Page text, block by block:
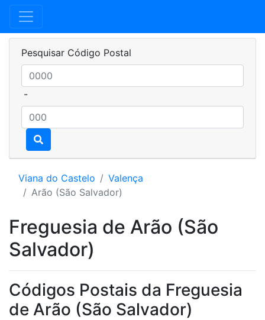
Pesquisar Código Postal
-
Viana do Castelo
Valença
Arão (São Salvador)
Freguesia de Arão (São
Salvador)
Códigos Postais da Freguesia
de Arão (São Salvador)